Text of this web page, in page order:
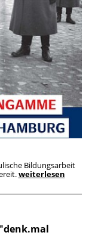
Bildungsarbeit
weiterlesen